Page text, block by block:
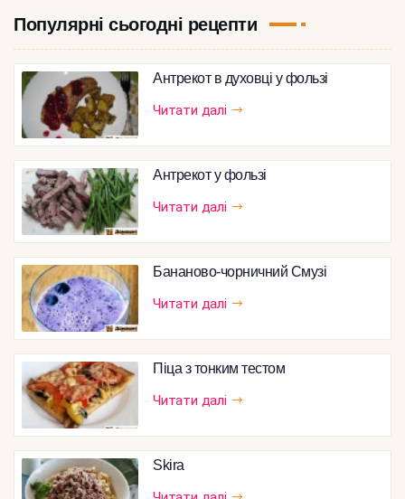
Популярні сьогодні рецепти
Антрекот в духовці у фользі
Читати далі
Антрекот у фользі
Читати далі
Бананово-чорничний Смузі
Читати далі
Піца з тонким тестом
Читати далі
Skira